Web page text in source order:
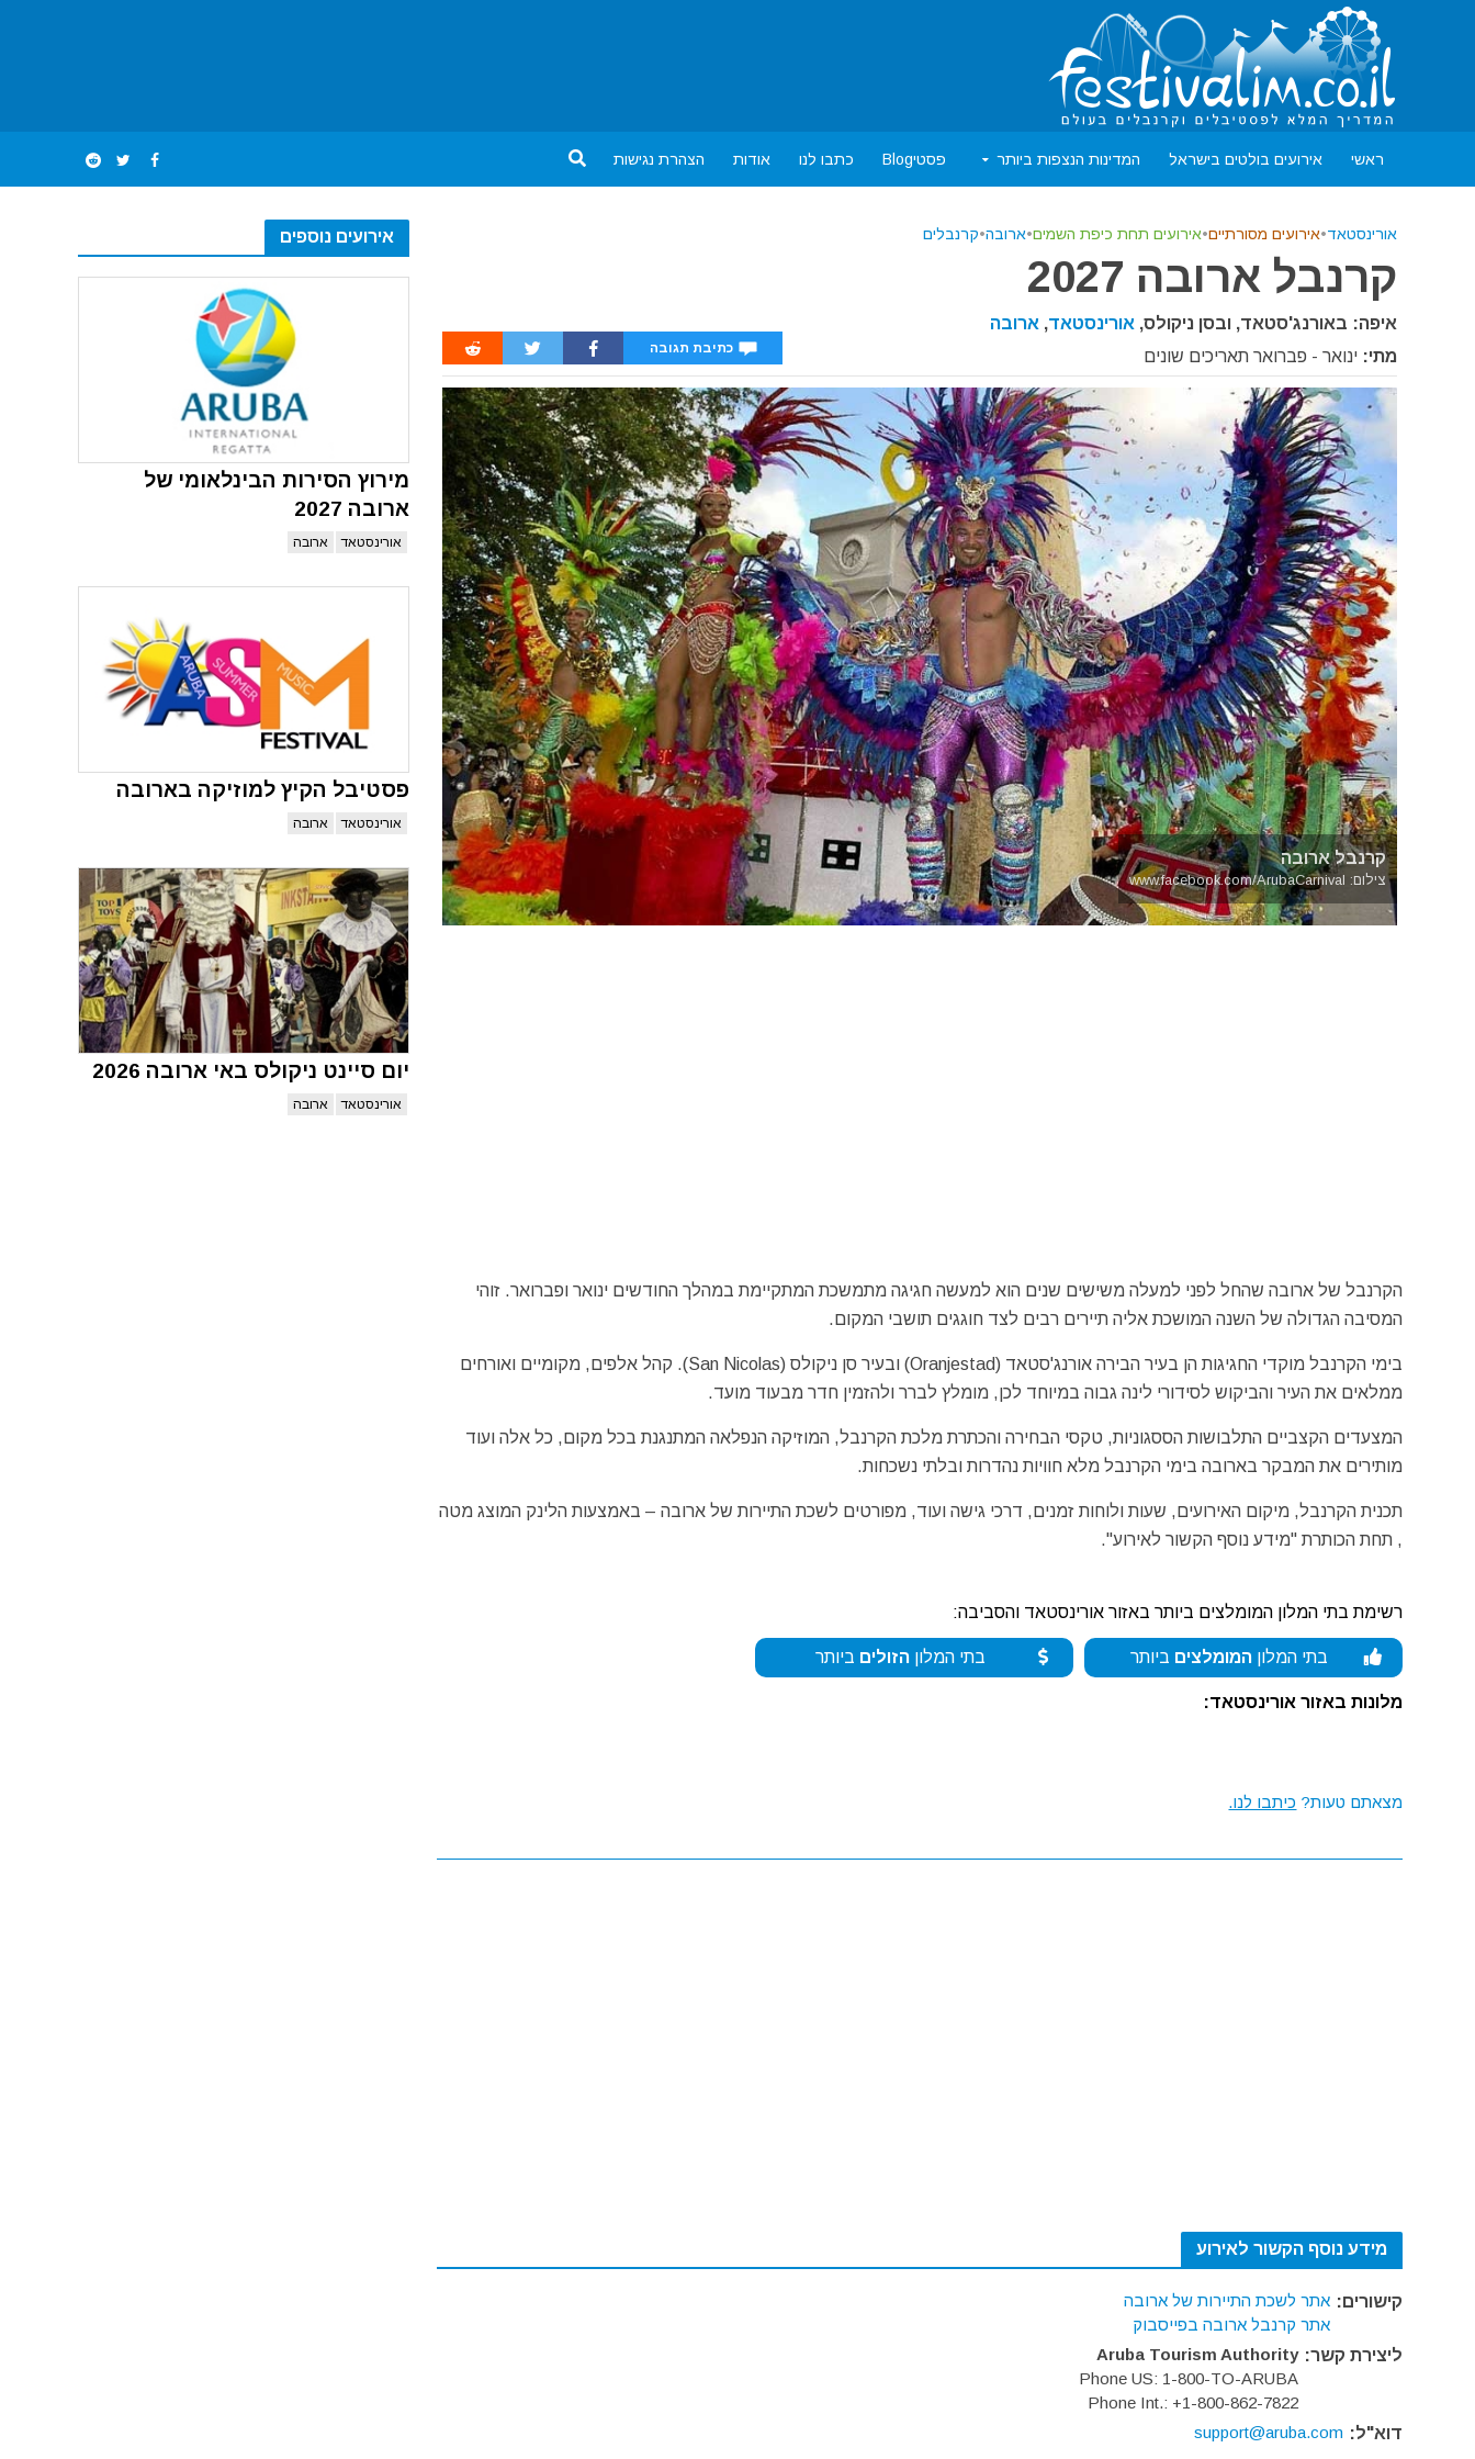
ראשי אירועים בולטים בישראל המדינות הנצפות ביותר פסטיBlog כתבו לנו אודות הצהרת נגישות
אירועים נוספים
מירוץ הסירות הבינלאומי של
ארובה 2027
אורינסטאד ארובה
פסטיבל הקיץ למוזיקה בארובה
אורינסטאד ארובה
יום סיינט ניקולס באי ארובה 2026
אורינסטאד ארובה
אורינסטאד•אירועים מסורתיים•אירועים תחת כיפת השמים•ארובה•קרנבלים
קרנבל ארובה 2027
איפה: באורנג'סטאד, ובסן ניקולס, אורינסטאד, ארובה
מתי: ינואר - פברואר תאריכים שונים כתיבת תגובה
קרנבל ארובה
צילום: www.facebook.com/ArubaCarnival
הקרנבל של ארובה שהחל לפני למעלה משישים שנים הוא למעשה חגיגה מתמשכת המתקיימת במהלך החודשים ינואר ופברואר. זוהי
המסיבה הגדולה של השנה המושכת אליה תיירים רבים לצד חוגגים תושבי המקום.
בימי הקרנבל מוקדי החגיגות הן בעיר הבירה אורנג'סטאד (Oranjestad) ובעיר סן ניקולס (San Nicolas). קהל אלפים, מקומיים ואורחים
ממלאים את העיר והביקוש לסידורי לינה גבוה במיוחד לכן, מומלץ לברר ולהזמין חדר מבעוד מועד.
המצעדים הקצביים התלבושות הססגוניות, טקסי הבחירה והכתרת מלכת הקרנבל, המוזיקה הנפלאה המתנגנת בכל מקום, כל אלה ועוד
מותירים את המבקר בארובה בימי הקרנבל מלא חוויות נהדרות ובלתי נשכחות.
תכנית הקרנבל, מיקום האירועים, שעות ולוחות זמנים, דרכי גישה ועוד, מפורטים לשכת התיירות של ארובה – באמצעות הלינק המוצג מטה
, תחת הכותרת "מידע נוסף הקשור לאירוע".
רשימת בתי המלון המומלצים ביותר באזור אורינסטאד והסביבה:
בתי המלון המומלצים ביותר בתי המלוןהזולים ביותר
מלונות באזור אורינסטאד:
מצאתם טעות? כיתבו לנו.
מידע נוסף הקשור לאירוע
קישורים: אתר לשכת התיירות של ארובה
אתר קרנבל ארובה בפייסבוק
ליצירת קשר: Aruba Tourism Authority
Phone US: 1-800-TO-ARUBA
Phone Int.: +1-800-862-7822
דוא"ל: support@aruba.com